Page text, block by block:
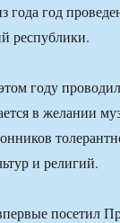
года год
республики.
году
в желании
и религий.
посетил